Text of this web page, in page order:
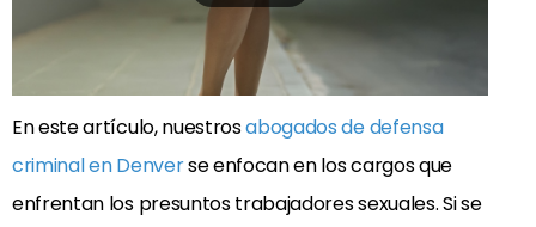
En este artículo, nuestrosabogados de defensa
criminal en Denverse enfocan en los cargos que
enfrentan los presuntos trabajadores sexuales. Si se